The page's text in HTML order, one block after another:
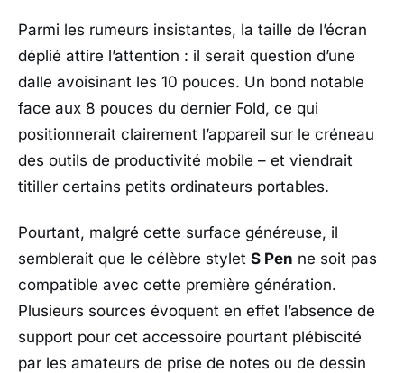
Parmi les rumeurs insistantes, la taille de l’écran
déplié attire l’attention : il serait question d’une
dalle avoisinant les 10 pouces. Un bond notable
face aux 8 pouces du dernier Fold, ce qui
positionnerait clairement l’appareil sur le créneau
des outils de productivité mobile – et viendrait
titiller certains petits ordinateurs portables.
Pourtant, malgré cette surface généreuse, il
semblerait que le célèbre stylet S Pen ne soit pas
compatible avec cette première génération.
Plusieurs sources évoquent en effet l’absence de
support pour cet accessoire pourtant plébiscité
par les amateurs de prise de notes ou de dessin